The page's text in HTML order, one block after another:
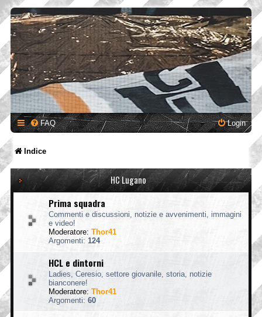
FAQ Login
Indice
HC Lugano
Prima squadra
Commenti e discussioni, notizie e avvenimenti, immagini
e video!
Moderatore: Thor41
Argomenti: 124
HCL e dintorni
Ladies, Ceresio, settore giovanile, storia, notizie
bianconere!
Moderatore: Thor41
Argomenti: 60